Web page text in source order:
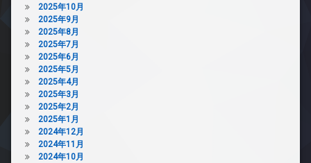
2025年10月
2025年9月
2025年8月
2025年7月
2025年6月
2025年5月
2025年4月
2025年3月
2025年2月
2025年1月
2024年12月
2024年11月
2024年10月